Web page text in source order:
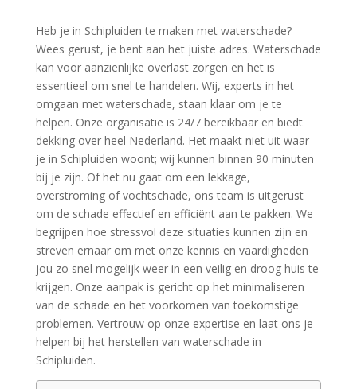
Heb je in Schipluiden te maken met waterschade?
Wees gerust, je bent aan het juiste adres.​ Waterschade
kan voor aanzienlijke overlast zorgen en het is
essentieel om snel te handelen.​ Wij, experts in het
omgaan met waterschade, staan klaar om je te
helpen.​ Onze organisatie is 24/7 bereikbaar en biedt
dekking over heel Nederland.​ Het maakt niet uit waar
je in Schipluiden woont; wij kunnen binnen 90 minuten
bij je zijn.​ Of het nu gaat om een lekkage,
overstroming of vochtschade, ons team is uitgerust
om de schade effectief en efficiënt aan te pakken.​ We
begrijpen hoe stressvol deze situaties kunnen zijn en
streven ernaar om met onze kennis en vaardigheden
jou zo snel mogelijk weer in een veilig en droog huis te
krijgen.​ Onze aanpak is gericht op het minimaliseren
van de schade en het voorkomen van toekomstige
problemen.​ Vertrouw op onze expertise en laat ons je
helpen bij het herstellen van waterschade in
Schipluiden.​